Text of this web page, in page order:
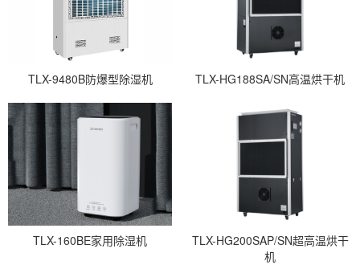
TLX-9480B防爆型除湿机 TLX-HG188SA/SN高温烘干机
TLX-160BE家用除湿机
TLX-HG200SAP/SN超高温烘干
机